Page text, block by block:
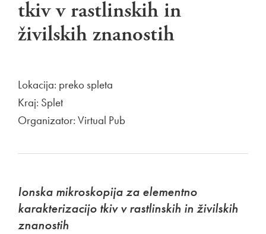
tkiv v rastlinskih in
živilskih znanostih
Lokacija: preko spleta
Kraj: Splet
Organizator: Virtual Pub
Ionska mikroskopija za elementno
karakterizacijo tkiv v rastlinskih in živilskih
znanostih